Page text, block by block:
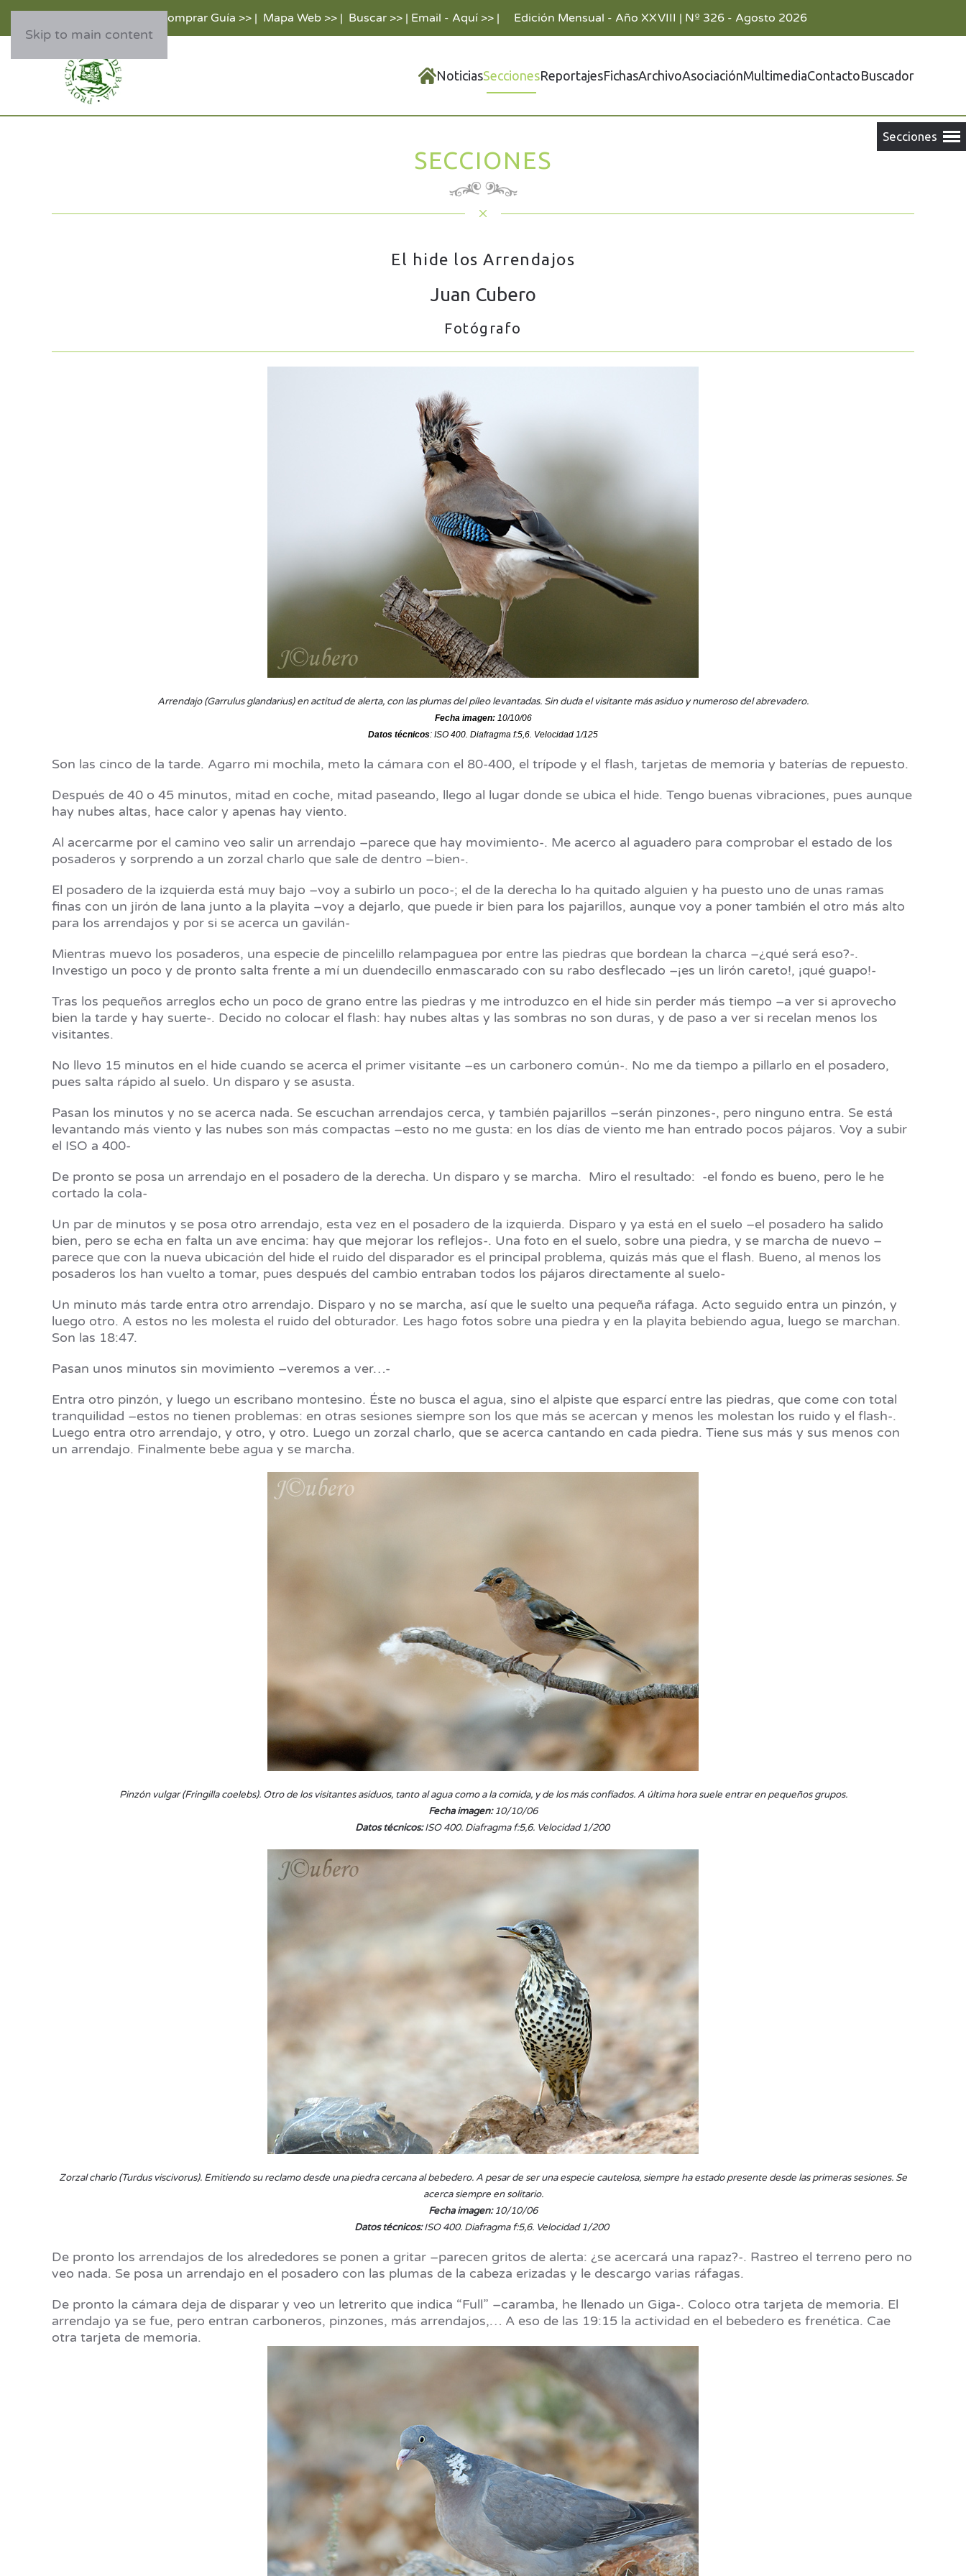
Skip to main content
Comprar Guía >>| Mapa Web >>| Buscar >>| Email - Aquí >>| Edición Mensual - Año XXVIII | Nº 326 - Agosto 2026
NoticiasSeccionesReportajesFichasArchivoAsociaciónMultimediaContactoBuscador
SECCIONES
El hide los Arrendajos
Juan Cubero
Fotógrafo
Arrendajo (Garrulus glandarius) en actitud de alerta, con las plumas del píleo levantadas. Sin duda el visitante más asiduo y numeroso del abrevadero.
Fecha imagen:10/10/06
Datos técnicos: ISO 400. Diafragma f:5,6. Velocidad 1/125
Son las cinco de la tarde. Agarro mi mochila, meto la cámara con el 80-400, el trípode y el flash, tarjetas de memoria y baterías de repuesto.
Después de 40 o 45 minutos, mitad en coche, mitad paseando, llego al lugar donde se ubica el hide. Tengo buenas vibraciones, pues aunque
hay nubes altas, hace calor y apenas hay viento.
Al acercarme por el camino veo salir un arrendajo –parece que hay movimiento-. Me acerco al aguadero para comprobar el estado de los
posaderos y sorprendo a un zorzal charlo que sale de dentro –bien-.
El posadero de la izquierda está muy bajo –voy a subirlo un poco-; el de la derecha lo ha quitado alguien y ha puesto uno de unas ramas
finas con un jirón de lana junto a la playita –voy a dejarlo, que puede ir bien para los pajarillos, aunque voy a poner también el otro más alto
para los arrendajos y por si se acerca un gavilán-
Mientras muevo los posaderos, una especie de pincelillo relampaguea por entre las piedras que bordean la charca –¿qué será eso?-.
Investigo un poco y de pronto salta frente a mí un duendecillo enmascarado con su rabo desflecado –¡es un lirón careto!, ¡qué guapo!-
Tras los pequeños arreglos echo un poco de grano entre las piedras y me introduzco en el hide sin perder más tiempo –a ver si aprovecho
bien la tarde y hay suerte-. Decido no colocar el flash: hay nubes altas y las sombras no son duras, y de paso a ver si recelan menos los
visitantes.
No llevo 15 minutos en el hide cuando se acerca el primer visitante –es un carbonero común-. No me da tiempo a pillarlo en el posadero,
pues salta rápido al suelo. Un disparo y se asusta.
Pasan los minutos y no se acerca nada. Se escuchan arrendajos cerca, y también pajarillos –serán pinzones-, pero ninguno entra. Se está
levantando más viento y las nubes son más compactas –esto no me gusta: en los días de viento me han entrado pocos pájaros. Voy a subir
el ISO a 400-
De pronto se posa un arrendajo en el posadero de la derecha. Un disparo y se marcha. Miro el resultado: -el fondo es bueno, pero le he
cortado la cola-
Un par de minutos y se posa otro arrendajo, esta vez en el posadero de la izquierda. Disparo y ya está en el suelo –el posadero ha salido
bien, pero se echa en falta un ave encima: hay que mejorar los reflejos-. Una foto en el suelo, sobre una piedra, y se marcha de nuevo –
parece que con la nueva ubicación del hide el ruido del disparador es el principal problema, quizás más que el flash. Bueno, al menos los
posaderos los han vuelto a tomar, pues después del cambio entraban todos los pájaros directamente al suelo-
Un minuto más tarde entra otro arrendajo. Disparo y no se marcha, así que le suelto una pequeña ráfaga. Acto seguido entra un pinzón, y
luego otro. A estos no les molesta el ruido del obturador. Les hago fotos sobre una piedra y en la playita bebiendo agua, luego se marchan.
Son las 18:47.
Pasan unos minutos sin movimiento –veremos a ver…-
Entra otro pinzón, y luego un escribano montesino. Éste no busca el agua, sino el alpiste que esparcí entre las piedras, que come con total
tranquilidad –estos no tienen problemas: en otras sesiones siempre son los que más se acercan y menos les molestan los ruido y el flash-.
Luego entra otro arrendajo, y otro, y otro. Luego un zorzal charlo, que se acerca cantando en cada piedra. Tiene sus más y sus menos con
un arrendajo. Finalmente bebe agua y se marcha.
Pinzón vulgar (Fringilla coelebs). Otro de los visitantes asiduos, tanto al agua como a la comida, y de los más confiados. A última hora suele entrar en pequeños grupos.
Fecha imagen:10/10/06
Datos técnicos:ISO 400. Diafragma f:5,6. Velocidad 1/200
Zorzal charlo (Turdus viscivorus). Emitiendo su reclamo desde una piedra cercana al bebedero. A pesar de ser una especie cautelosa, siempre ha estado presente desde las primeras sesiones. Se
acerca siempre en solitario.
Fecha imagen:10/10/06
Datos técnicos:ISO 400. Diafragma f:5,6. Velocidad 1/200
De pronto los arrendajos de los alrededores se ponen a gritar –parecen gritos de alerta: ¿se acercará una rapaz?-. Rastreo el terreno pero no
veo nada. Se posa un arrendajo en el posadero con las plumas de la cabeza erizadas y le descargo varias ráfagas.
De pronto la cámara deja de disparar y veo un letrerito que indica “Full” –caramba, he llenado un Giga-. Coloco otra tarjeta de memoria. El
arrendajo ya se fue, pero entran carboneros, pinzones, más arrendajos,… A eso de las 19:15 la actividad en el bebedero es frenética. Cae
otra tarjeta de memoria.